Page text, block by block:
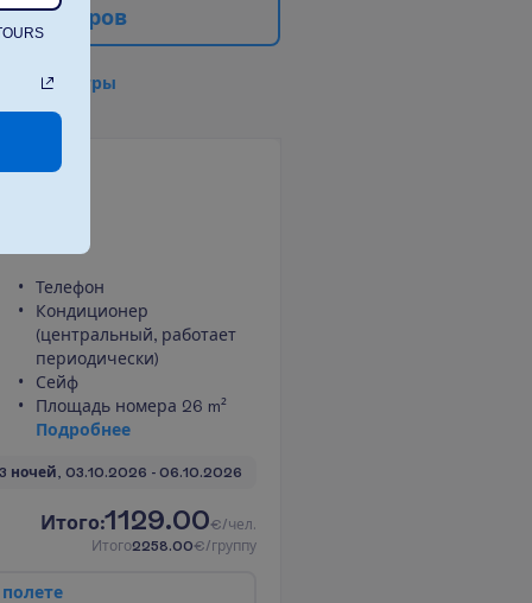
фил ров
фи тры
View
Телефон
Кондиционер
(центральный, работает
периодически)
Сейф
Площадь номера 26 m²
Подробнее
3 ночей, 03.10.2026 - 06.10.2026
Итого:1129.00€/чел.
Итого2258.00€/группу
полете